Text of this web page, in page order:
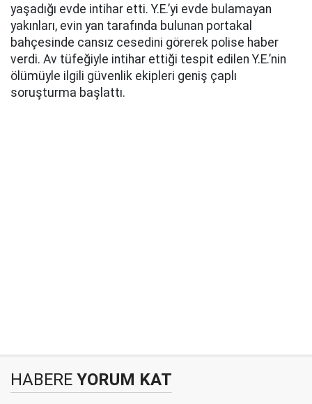
yaşadığı evde intihar etti. Y.E.’yi evde bulamayan
yakınları, evin yan tarafında bulunan portakal
bahçesinde cansız cesedini görerek polise haber
verdi. Av tüfeğiyle intihar ettiği tespit edilen Y.E.’nin
ölümüyle ilgili güvenlik ekipleri geniş çaplı
soruşturma başlattı.
HABERE YORUM KAT